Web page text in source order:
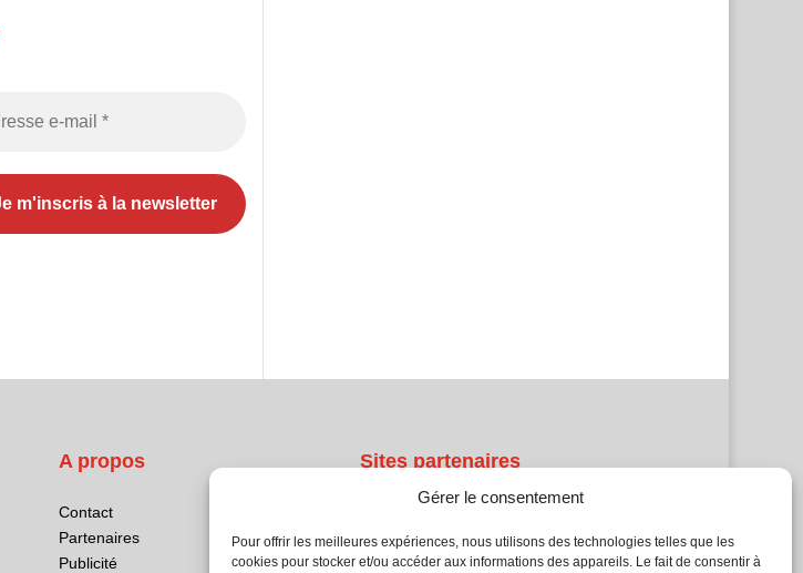
Gérer le consentement
Pour offrir les meilleures expériences, nous utilisons des technologies telles que les
cookies pour stocker et/ou accéder aux informations des appareils. Le fait de consentir à
A propos
Contact
Partenaires
Publicité
Sites partenaires
Atrium Patrimoine
Kiosque 21